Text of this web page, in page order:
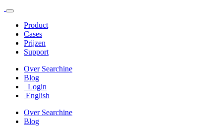
Product
Cases
Prijzen
Support
Over Searchine
Blog
Login
English
Over Searchine
Blog